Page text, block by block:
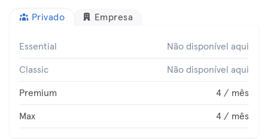
Privado Empresa
Essential Não disponível aqui
Classic Não disponível aqui
Premium 4 / mês
Max 4 / mês